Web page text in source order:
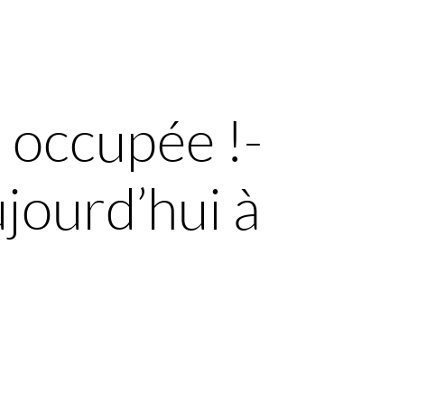
!-
à